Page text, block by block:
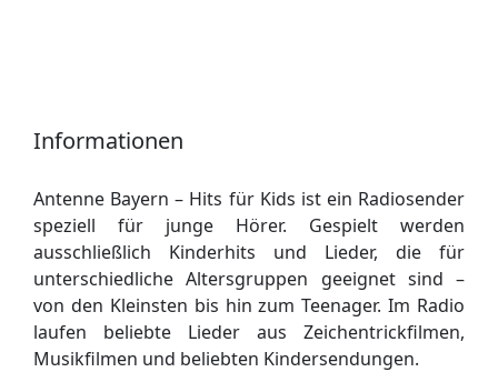
Informationen
Antenne Bayern – Hits für Kids ist ein Radiosender
speziell für junge Hörer. Gespielt werden
ausschließlich Kinderhits und Lieder, die für
unterschiedliche Altersgruppen geeignet sind –
von den Kleinsten bis hin zum Teenager. Im Radio
laufen beliebte Lieder aus Zeichentrickfilmen,
Musikfilmen und beliebten Kindersendungen.